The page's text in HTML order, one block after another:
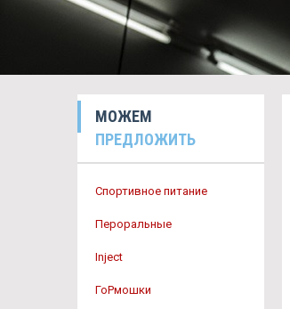
МОЖЕМ
ПРЕДЛОЖИТЬ
Спортивное питание
Пероральные
Inject
ГоРмошки